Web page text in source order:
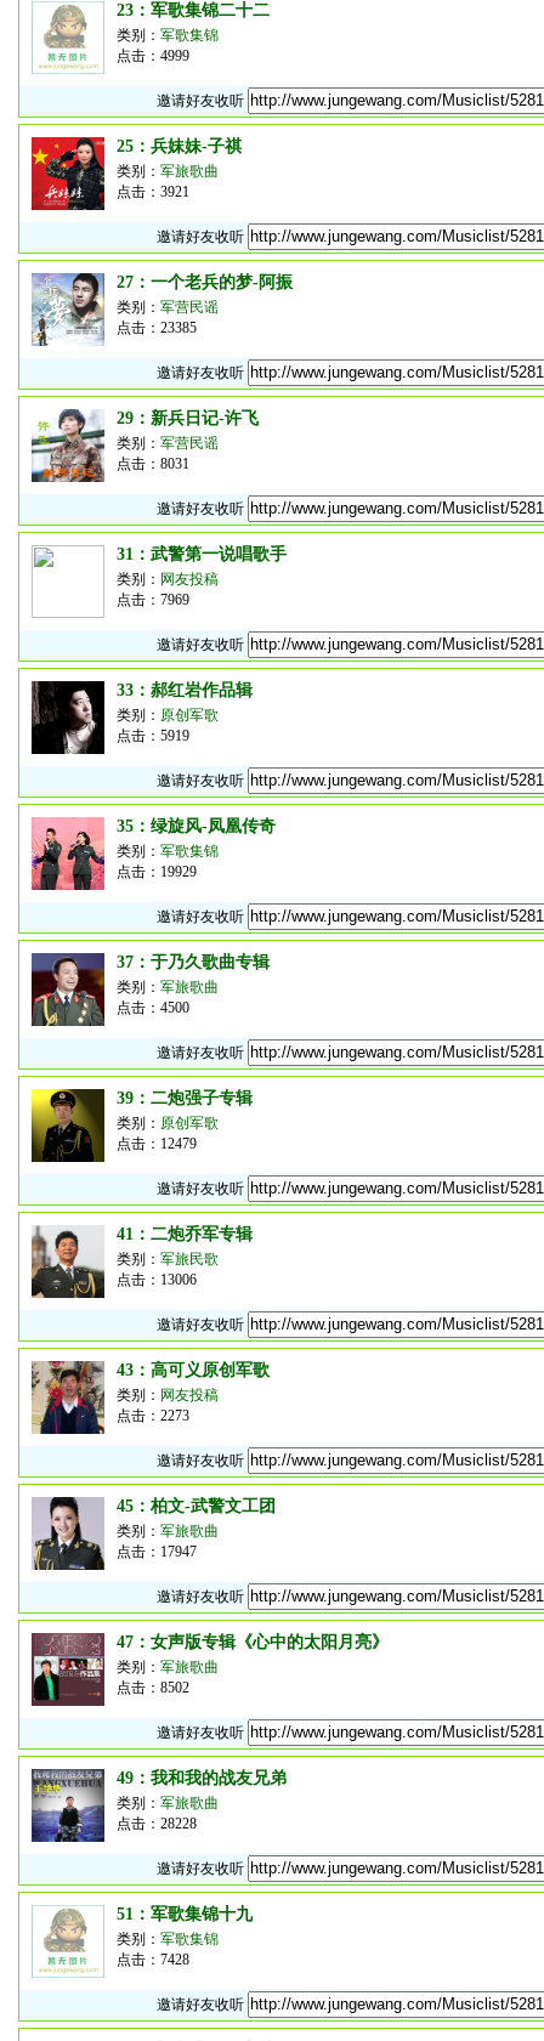
23：军歌集锦二十二
类别： 军歌集锦
点击：4999
邀请好友收听
25：兵妹妹-子祺
类别： 军旅歌曲
点击：3921
邀请好友收听
27：一个老兵的梦-阿振
类别： 军营民谣
点击：23385
邀请好友收听
29：新兵日记-许飞
类别： 军营民谣
点击：8031
邀请好友收听
31：武警第一说唱歌手
类别： 网友投稿
点击：7969
邀请好友收听
33：郝红岩作品辑
类别： 原创军歌
点击：5919
邀请好友收听
35：绿旋风-凤凰传奇
类别： 军歌集锦
点击：19929
邀请好友收听
37：于乃久歌曲专辑
类别： 军旅歌曲
点击：4500
邀请好友收听
39：二炮强子专辑
类别： 原创军歌
点击：12479
邀请好友收听
41：二炮乔军专辑
类别： 军旅民歌
点击：13006
邀请好友收听
43：高可义原创军歌
类别： 网友投稿
点击：2273
邀请好友收听
45：柏文-武警文工团
类别： 军旅歌曲
点击：17947
邀请好友收听
47：女声版专辑《心中的太阳月亮》
类别： 军旅歌曲
点击：8502
邀请好友收听
49：我和我的战友兄弟
类别： 军旅歌曲
点击：28228
邀请好友收听
51：军歌集锦十九
类别： 军歌集锦
点击：7428
邀请好友收听